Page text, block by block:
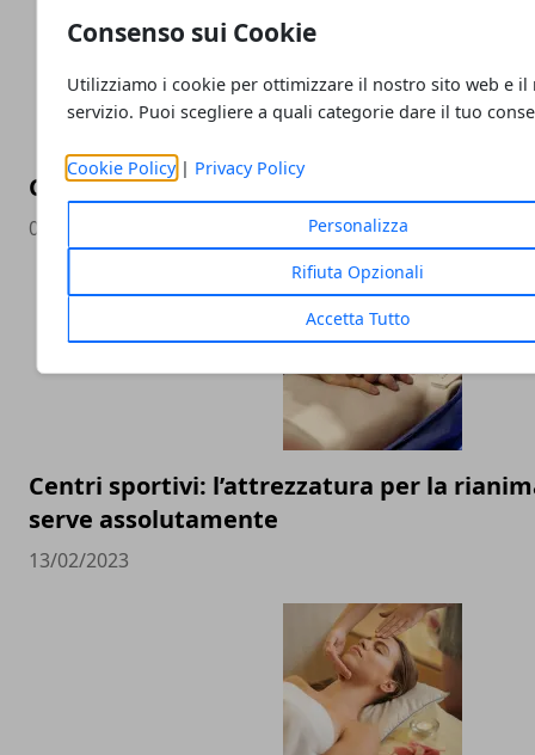
Consenso sui Cookie
Utilizziamo i cookie per ottimizzare il nostro sito web e il
servizio. Puoi scegliere a quali categorie dare il tuo
Cookie Policy| Privacy Policy
Personalizza
Rifiuta Opzionali
Accetta Tutto
Come scegliere il fisioterapista e a chi
04/07/2023
Centri sportivi: l’attrezzatura per la
serve assolutamente
13/02/2023